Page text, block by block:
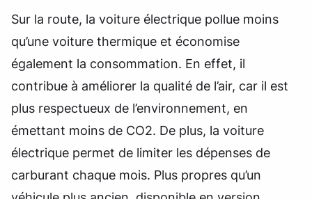
Sur la route, la voiture électrique pollue moins
qu’une voiture thermique et économise
également la consommation. En effet, il
contribue à améliorer la qualité de l’air, car il est
plus respectueux de l’environnement, en
émettant moins de CO2. De plus, la voiture
électrique permet de limiter les dépenses de
carburant chaque mois. Plus propres qu’un